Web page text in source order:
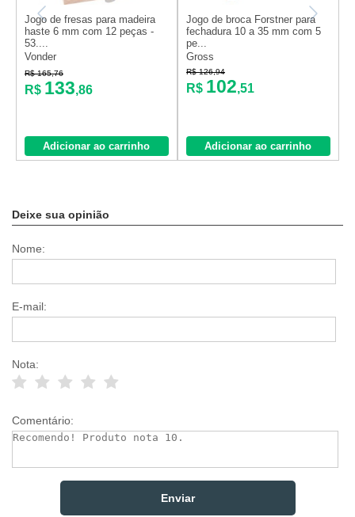
Jogo de fresas para madeira
haste 6 mm com 12 peças -
53....
Vonder
R$ 165,76
R$ 133,86
Adicionar ao carrinho
Jogo de broca Forstner para
fechadura 10 a 35 mm com 5
pe...
Gross
R$ 126,94
R$ 102,51
Adicionar ao carrinho
Deixe sua opinião
Nome:
E-mail:
Nota:
Comentário: